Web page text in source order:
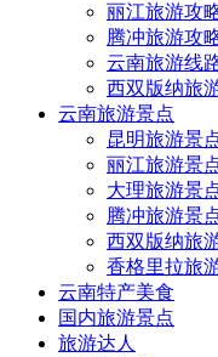
丽江旅游攻
腾冲旅游攻
云南旅游线
西双版纳旅
云南旅游景点
昆明旅游景
丽江旅游景
大理旅游景
腾冲旅游景
西双版纳旅
香格里拉旅
云南特产美食
国内旅游景点
旅游达人